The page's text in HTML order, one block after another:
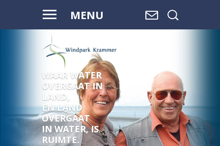
MENU
WAAR WATER
OVERGAAT IN
LAND,
EN LAND
OVERGAAT
IN WATER, IS
RUIMTE.